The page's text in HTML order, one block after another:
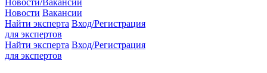
Новости/Вакансии
Новости Вакансии
Найти эксперта Вход/Регистрация
для экспертов
Найти эксперта Вход/Регистрация
для экспертов